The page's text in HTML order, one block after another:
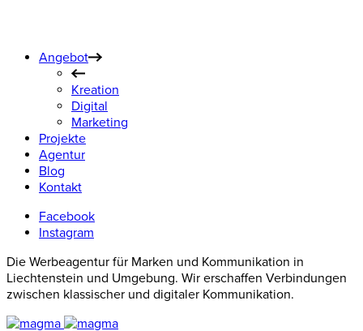
Angebot
Kreation
Digital
Marketing
Projekte
Agentur
Blog
Kontakt
Facebook
Instagram
Die Werbeagentur für Marken und Kommunikation in
Liechtenstein und Umgebung. Wir erschaffen Verbindungen
zwischen klassischer und digitaler Kommunikation.